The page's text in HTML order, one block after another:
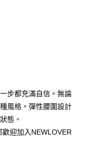
步都充滿自信。無論
風格。彈性腰圍設計
態。
迎加入NEWLOVER